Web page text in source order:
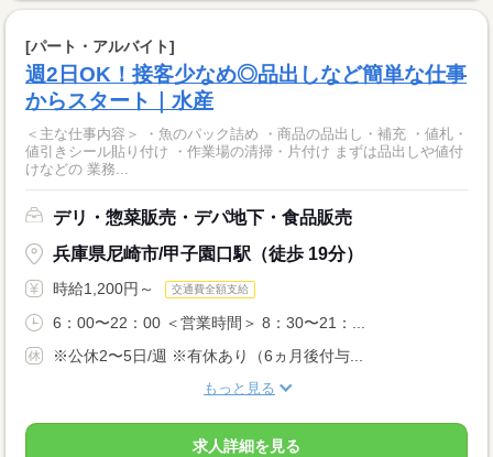
[パート・アルバイト]
週2日OK！接客少なめ◎品出しなど簡単な仕事
からスタート｜水産
＜主な仕事内容＞ ・魚のパック詰め ・商品の品出し・補充 ・値札・
値引きシール貼り付け ・作業場の清掃・片付け まずは品出しや値付
けなどの 業務...
デリ・惣菜販売・デパ地下・食品販売
兵庫県尼崎市/甲子園口駅（徒歩 19分）
時給1,200円～ 交通費全額支給
6：00〜22：00 ＜営業時間＞ 8：30〜21：...
※公休2〜5日/週 ※有休あり（6ヵ月後付与...
もっと見る
求人詳細を見る